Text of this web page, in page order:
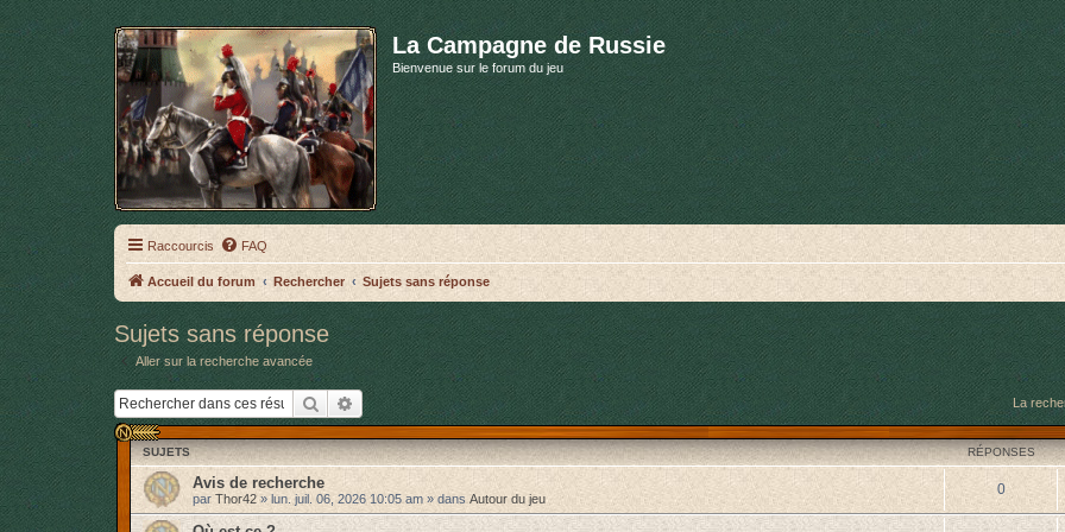
La Campagne de Russie
Bienvenue sur le forum du jeu
Raccourcis FAQ
Accueil du forum Rechercher Sujets sans réponse
Sujets sans réponse
Aller sur la recherche avancée
Rechercher
Recherche avancée La
SUJETS RÉPONSES
Avis de recherche
par Thor42»lun. juil. 06, 2026 10:05 am » dans Autour du jeu
0